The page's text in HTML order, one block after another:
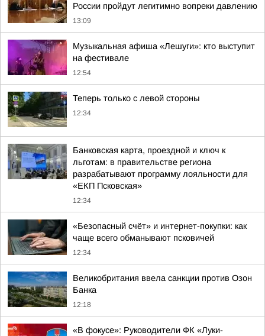
России пройдут легитимно вопреки давлению
13:09
Музыкальная афиша «Лешуги»: кто выступит
на фестивале
12:54
Теперь только с левой стороны
12:34
Банковская карта, проездной и ключ к
льготам: в правительстве региона
разрабатывают программу лояльности для
«ЕКП Псковская»
12:34
«Безопасный счёт» и интернет-покупки: как
чаще всего обманывают псковичей
12:34
Великобритания ввела санкции против Озон
Банка
12:18
«В фокусе»: Руководители ФК «Луки-